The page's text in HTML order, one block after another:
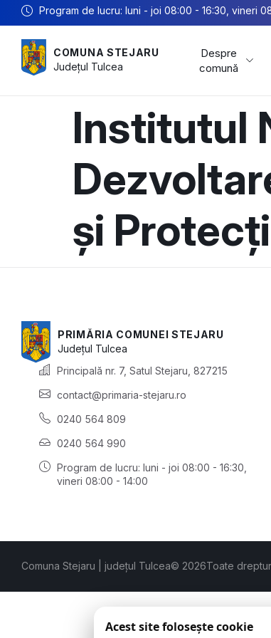
Program de lucru: luni - joi 08:00 - 16:30, vineri
COMUNA STEJARU
Județul Tulcea
Despre
comună
Institutul
și
PRIMĂRIA COMUNEI STEJARU
Județul Tulcea
Principală nr. 7, Satul Stejaru, 827215
contact@primaria-stejaru.ro
0240 564 809
0240 564 990
Program de lucru: luni - joi 08:00 - 16:30,
vineri 08:00 - 14:00
Comuna Stejaru | județul Tulcea© 2026Toate
Acest site folosește cookie